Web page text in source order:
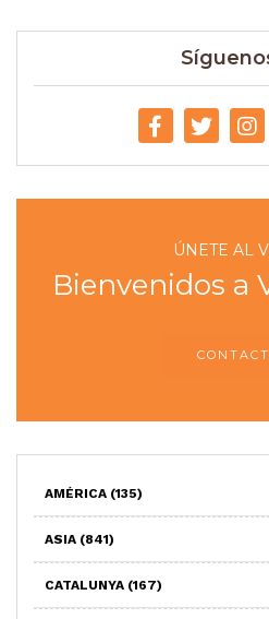
ÚNETE AL
Bienvenidos a
AMÉRICA (135)
ASIA (841)
CATALUNYA (167)